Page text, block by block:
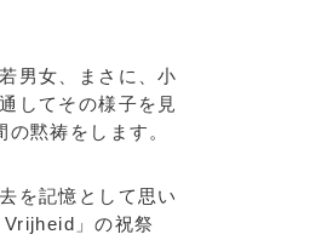
男女、まさに、小
してその様子を見
黙祷をします。
を記憶として思い
」の祝祭